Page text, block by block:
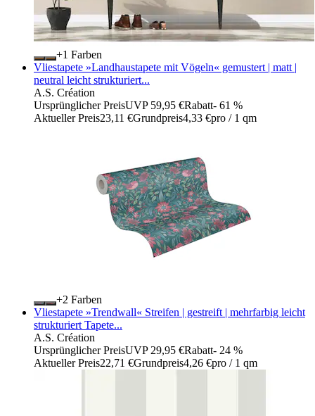
+
Farben
Vliestapete »Landhaustapete mit Vögeln« gemustert | matt |
neutral leicht strukturiert...
A.S. Création
Ursprünglicher PreisUVP 59,95 €Rabatt- 61 %
Aktueller Preis23,11 €Grundpreis4,33 €pro / 1 qm
+
Farben
Vliestapete »Trendwall« Streifen | gestreift | mehrfarbig leicht
strukturiert Tapete...
A.S. Création
Ursprünglicher PreisUVP 29,95 €Rabatt- 24 %
Aktueller Preis22,71 €Grundpreis4,26 €pro / 1 qm